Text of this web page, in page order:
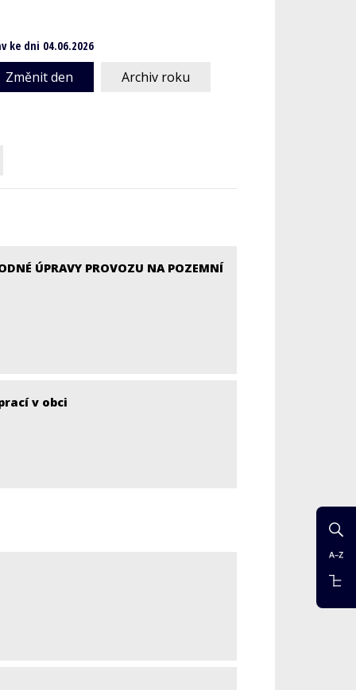
ke dni 04.06.2026
Změnit den Archiv roku
ÚPRAVY PROVOZU NA POZEMNÍ
v obci